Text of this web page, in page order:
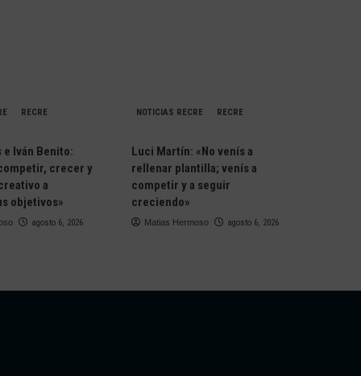
RECRE
e Iván Benito:
crecer y
a
objetivos»
agosto 6, 2026
NOTICIAS RECRE RECRE
Luci Martín: «No venís a
rellenar plantilla; venís a
competir y a seguir
creciendo»
Matias Hermoso agosto 6, 2026